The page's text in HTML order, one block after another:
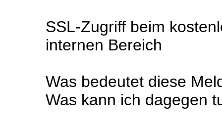
SSL-Zugriff beim
internen Bereich
Was bedeutet diese
Was kann ich dagegen